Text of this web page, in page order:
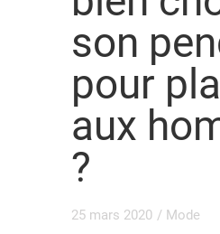
son
pour
aux
?
25 mars 2020 / Mode